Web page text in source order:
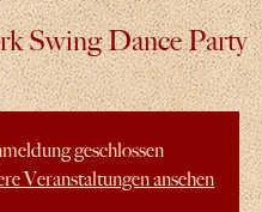
Swing Dance Party
geschlossen
Veranstaltungen ansehen